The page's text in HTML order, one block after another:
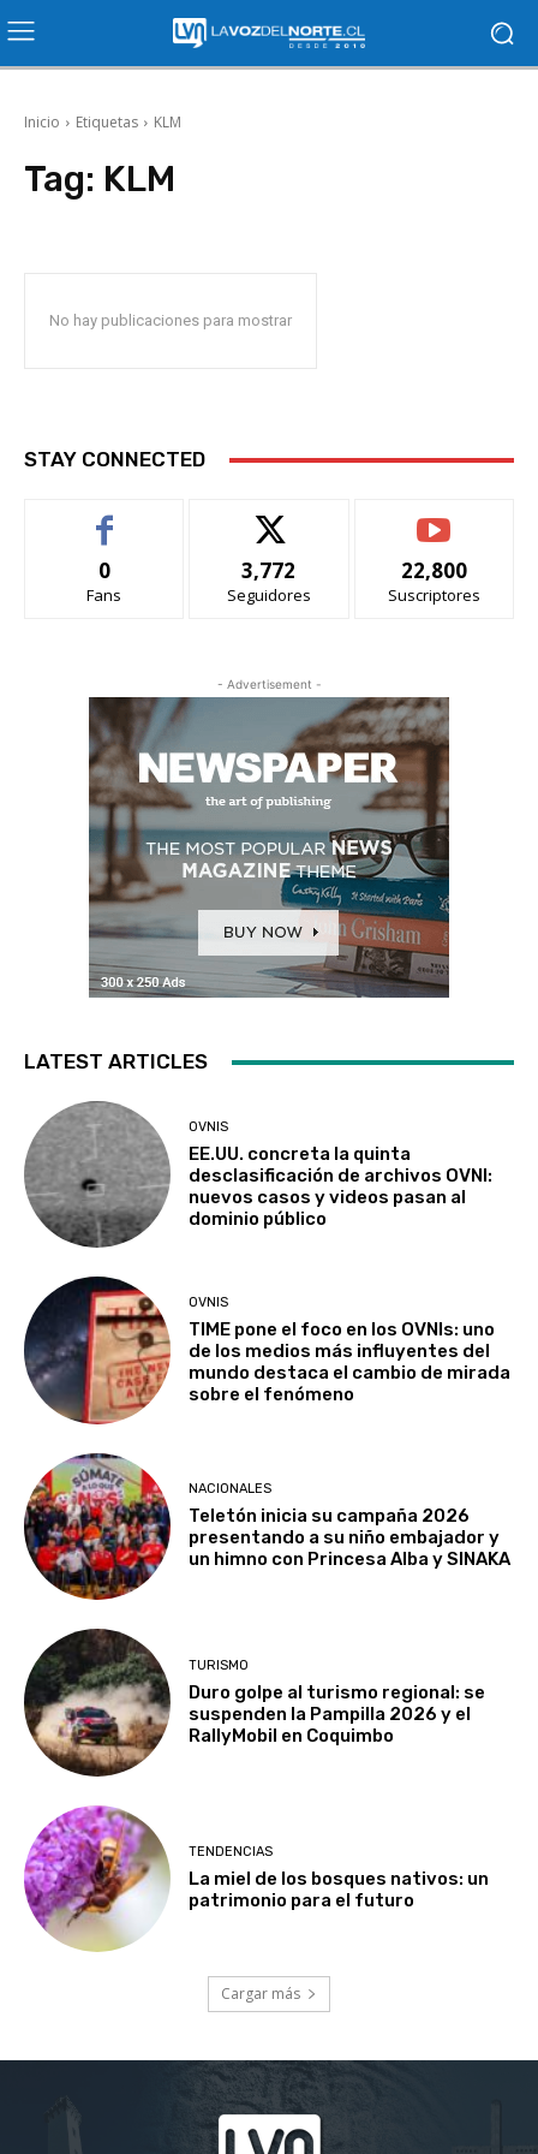
Inicio Etiquetas KLM
Tag: KLM
No hay publicaciones para mostrar
STAY CONNECTED
0
Fans
3,772
Seguidores
22,800
Suscriptores
- Advertisement -
LATEST ARTICLES
OVNIS
EE.UU. concreta la quinta
desclasificación de archivos OVNI:
nuevos casos y videos pasan al
dominio público
OVNIS
TIME pone el foco en los OVNIs: uno
de los medios más influyentes del
mundo destaca el cambio de mirada
sobre el fenómeno
NACIONALES
Teletón inicia su campaña 2026
presentando a su niño embajador y
un himno con Princesa Alba y SINAKA
TURISMO
Duro golpe al turismo regional: se
suspenden la Pampilla 2026 y el
RallyMobil en Coquimbo
TENDENCIAS
La miel de los bosques nativos: un
patrimonio para el futuro
Cargar más